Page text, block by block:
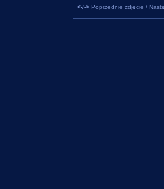
<-/->Poprzednie zdjęcie /